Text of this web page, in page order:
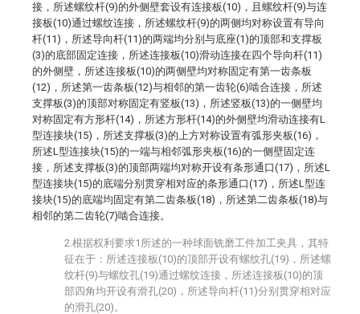
接，所述螺纹杆(9)的外侧壁套设有连接板(10)，且螺纹杆(9)与连
接板(10)通过螺纹连接，所述螺纹杆(9)的两侧均对称设置有导向
杆(11)，所述导向杆(11)的两端均分别与底座(1)的顶部和支撑板
(3)的底部固定连接，所述连接板(10)滑动连接在四个导向杆(11)
的外侧壁，所述连接板(10)的两侧壁均对称固定有第一齿条板
(12)，所述第一齿条板(12)与相邻的第一齿轮(6)啮合连接，所述
支撑板(3)的顶部对称固定有竖板(13)，所述竖板(13)的一侧壁均
对称固定有方形杆(14)，所述方形杆(14)的外侧壁均滑动连接有L
型连接块(15)，所述支撑板(3)的上方对称设置有弧形夹板(16)，
所述L型连接块(15)的一端与相邻弧形夹板(16)的一侧壁固定连
接，所述支撑板(3)的顶部两端均对称开设有条形通口(17)，所述L
型连接块(15)的底端分别贯穿相对应的条形通口(17)，所述L型连
接块(15)的底端均固定有第二齿条板(18)，所述第二齿条板(18)与
相邻的第二齿轮(7)啮合连接。
2.根据权利要求1所述的一种球面铣磨工件加工夹具，其特
征在于：所述连接板(10)的顶部开设有螺纹孔(19)，所述螺
纹杆(9)与螺纹孔(19)通过螺纹连接，所述连接板(10)的顶
部四角均开设有滑孔(20)，所述导向杆(11)分别贯穿相对应
的滑孔(20)。